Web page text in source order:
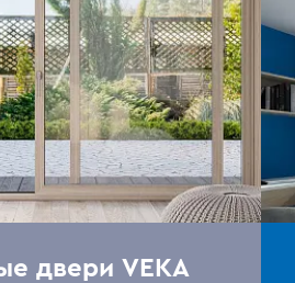
двери VEKA